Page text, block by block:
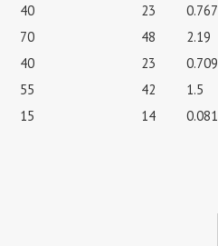
40 23
0.767
70 48
2.19
40 23
0.709
55 42
1.5
15 14 0.081